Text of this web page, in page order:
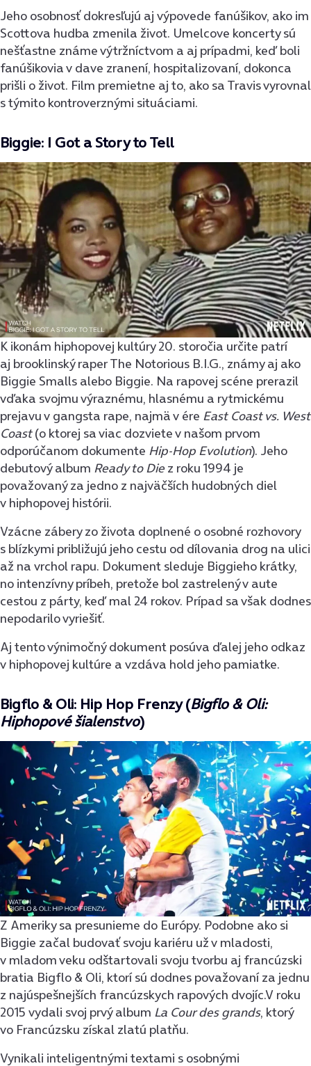
Jeho osobnosť dokresľujú aj výpovede fanúšikov, ako im
Scottova hudba zmenila život. Umelcove koncerty sú
nešťastne známe výtržníctvom a aj prípadmi, keď boli
fanúšikovia v dave zranení, hospitalizovaní, dokonca
prišli o život. Film premietne aj to, ako sa Travis vyrovnal
s týmito kontroverznými situáciami.
Biggie: I Got a Story to Tell
K ikonám hiphopovej kultúry 20. storočia určite patrí
aj brooklinský raper The Notorious B.I.G., známy aj ako
Biggie Smalls alebo Biggie. Na rapovej scéne prerazil
vďaka svojmu výraznému, hlasnému a rytmickému
prejavu v gangsta rape, najmä v ére East Coast vs. West
Coast(o ktorej sa viac dozviete v našom prvom
odporúčanom dokumente Hip-Hop Evolution). Jeho
debutový album Ready to Diez roku 1994 je
považovaný za jedno z najväčších hudobných diel
v hiphopovej histórii.
Vzácne zábery zo života doplnené o osobné rozhovory
s blízkymi približujú jeho cestu od dílovania drog na ulici
až na vrchol rapu. Dokument sleduje Biggieho krátky,
no intenzívny príbeh, pretože bol zastrelený v aute
cestou z párty, keď mal 24 rokov. Prípad sa však dodnes
nepodarilo vyriešiť.
Aj tento výnimočný dokument posúva ďalej jeho odkaz
v hiphopovej kultúre a vzdáva hold jeho pamiatke.
Bigflo & Oli: Hip Hop Frenzy (Bigflo & Oli:
Hiphopové šialenstvo)
Z Ameriky sa presunieme do Európy. Podobne ako si
Biggie začal budovať svoju kariéru už v mladosti,
v mladom veku odštartovali svoju tvorbu aj francúzski
bratia Bigflo & Oli, ktorí sú dodnes považovaní za jednu
z najúspešnejších francúzskych rapových dvojíc.V roku
2015 vydali svoj prvý album La Cour des grands, ktorý
vo Francúzsku získal zlatú platňu.
Vynikali inteligentnými textami s osobnými